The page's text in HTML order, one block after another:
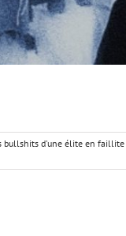
bullshits d'une élite en faillite